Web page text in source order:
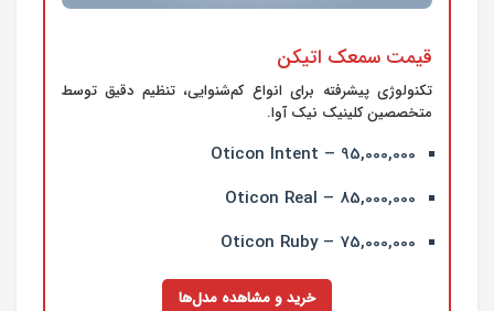
قیمت سمعک اتیکن
تکنولوژی پیشرفته برای انواع کم‌شنوایی، تنظیم دقیق توسط
متخصصین کلینیک نیک آوا.
Oticon Intent – 95,000,000
Oticon Real – 85,000,000
Oticon Ruby – 75,000,000
خرید و مشاهده مدل‌ها